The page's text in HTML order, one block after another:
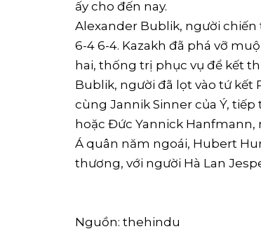
ấy cho đến nay.
Alexander Bublik, người chiến
6-4 6-4. Kazakh đã phá vỡ
hai, thống trị phục vụ để kết
Bublik, người đã lọt vào tứ
cùng Jannik Sinner của Ý,
hoặc Đức Yannick Hanfmann,
Á quân năm ngoái, Hubert
thương, với người Hà Lan
Nguồn: thehindu